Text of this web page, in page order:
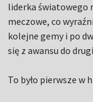
liderka światowego
meczowe, co
kolejne gemy i po
się z awansu do
To było pierwsze